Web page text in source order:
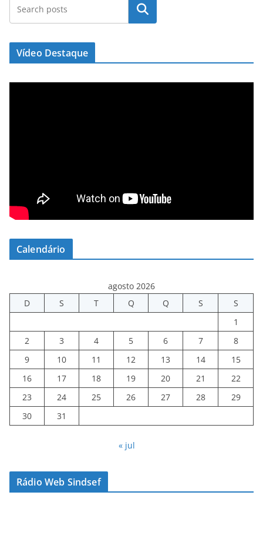
Pesquisar
Vídeo Destaque
Calendário
agosto 2026
D
S T Q Q S
S
1
2
3 4 5 6 7
8
9
10 11 12 13 14
15
16
17 18 19 20 21
22
23
24 25 26 27 28
29
30
31
« jul
Rádio Web Sindsef